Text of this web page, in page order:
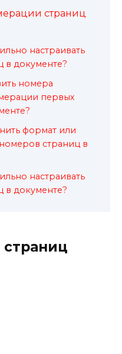
страниц
настраивать
в документе?
номера
первых
формат или
страниц в
настраивать
в документе?
страниц